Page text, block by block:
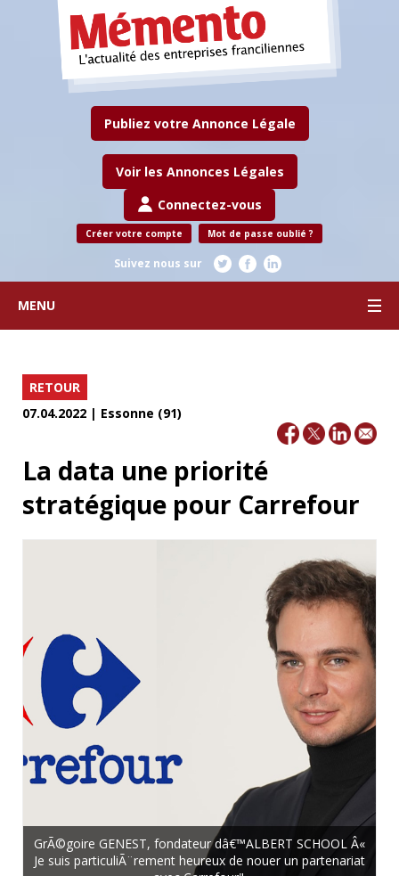
Publiez votre Annonce Légale
Voir les Annonces Légales
Connectez-vous
Créer votre compte Mot de passe oublié ?
Suivez nous sur
MENU
RETOUR
07.04.2022 | Essonne (91)
La data une priorité
stratégique pour Carrefour
GrÃ©goire GENEST, fondateur dâ€™ALBERT SCHOOL Â«
Je suis particuliÃ¨rement heureux de nouer un partenariat